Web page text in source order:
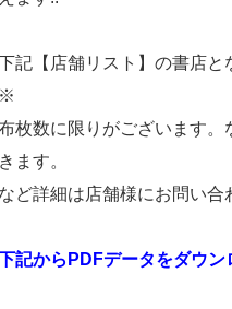
記【店舗リスト】の書店と
枚数に限りがございます。
ます。
ど詳細は店舗様にお問い合
記からPDFデータをダウン